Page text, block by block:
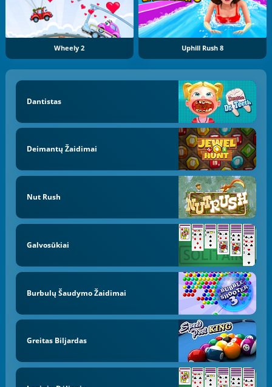
Wheely 2 Uphill Rush 8
Dantistas
Deimantų Žaidimai
Nut Rush
Galvosūkiai
Burbulų Šaudymo Žaidimai
Greitas Biljardas